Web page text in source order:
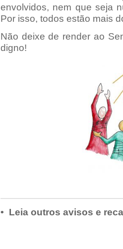
envolvidos, nem que seja
Por isso, todos estão mais
Não deixe de render ao
digno!
• Leia outros avisos e